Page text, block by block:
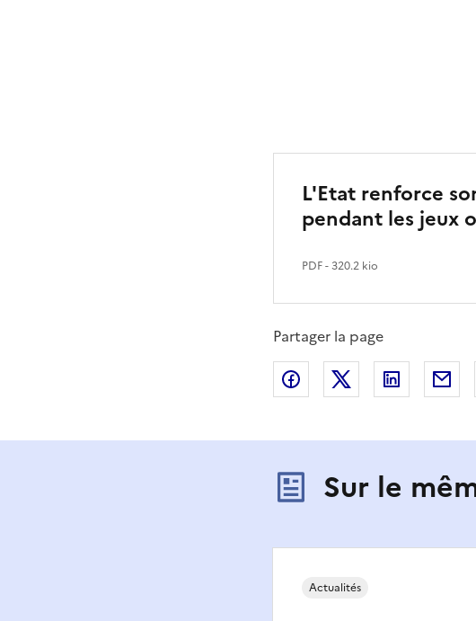
L'Etat renforce
pendant les jeux
PDF- 320.2 kio
Partager la page
Partager sur Facebook
Partager sur X
Partager
Sur le
Actualités